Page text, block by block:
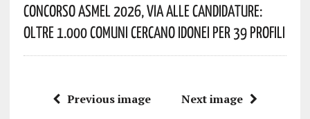
Concorso Asmel 2026, Via Alle Candidature:
Oltre 1.000 Comuni Cercano Idonei Per 39 Profili
Previous image Next image